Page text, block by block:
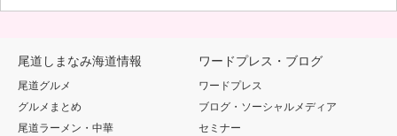
尾道しまなみ海道情報
尾道グルメ
グルメまとめ
尾道ラーメン・中華
ワードプレス・ブログ
ワードプレス
ブログ・ソーシャルメディア
セミナー